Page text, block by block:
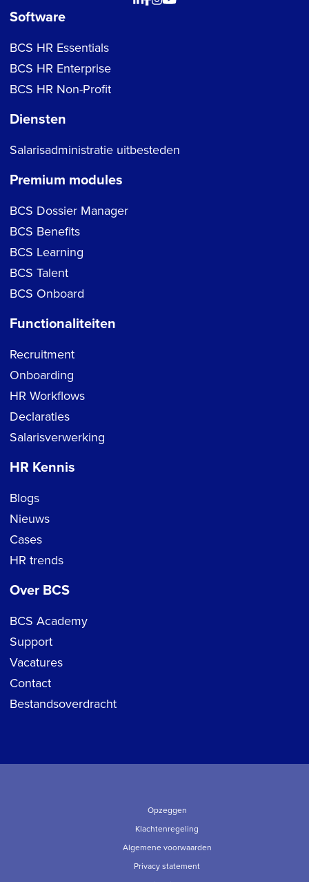
Software
BCS HR Essentials
BCS HR Enterprise
BCS HR Non-Profit
Diensten
Salarisadministratie uitbesteden
Premium modules
BCS Dossier Manager
BCS Benefits
BCS Learning
BCS Talent
BCS Onboard
Functionaliteiten
Recruitment
Onboarding
HR Workflows
Declaraties
Salarisverwerking
HR Kennis
Blogs
Nieuws
Cases
HR trends
Over BCS
BCS Academy
Support
Vacatures
Contact
Bestandsoverdracht
Opzeggen
Klachtenregeling
Algemene voorwaarden
Privacy statement